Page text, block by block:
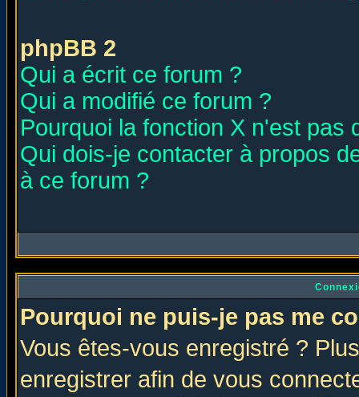
phpBB 2
Qui a écrit ce forum ?
Qui a modifié ce forum ?
Pourquoi la fonction X n'est pas
Qui dois-je contacter à propos
à ce forum ?
Pourquoi ne puis-je pas me
Vous êtes-vous enregistré ?
enregistrer afin de vous